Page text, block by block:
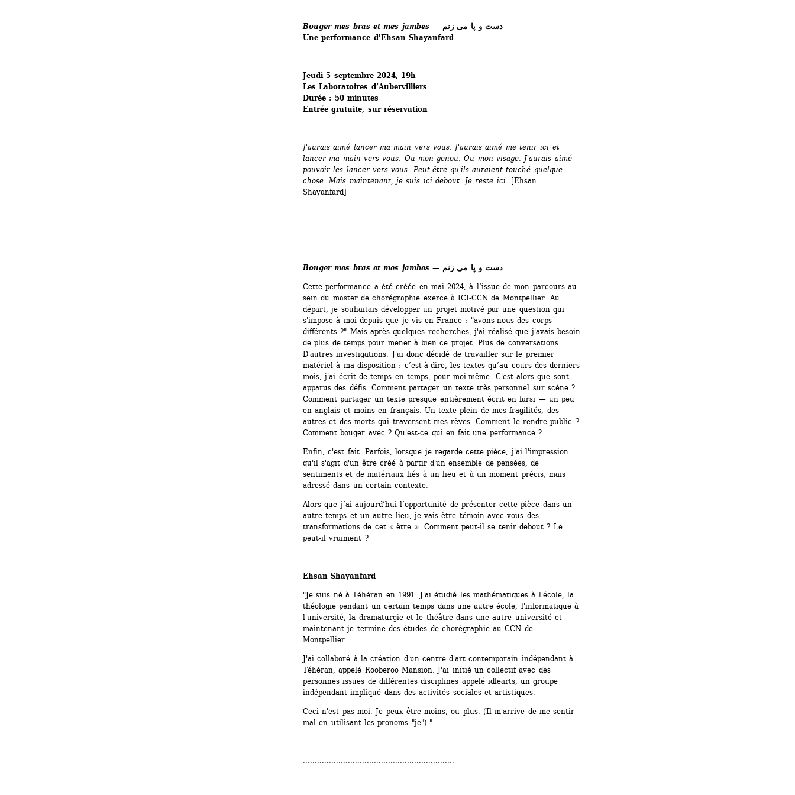
Bouger mes bras et mes jambes — دست و پا می زنم
Une performance d'Ehsan Shayanfard
Jeudi 5 septembre 2024, 19h
Les Laboratoires d’Aubervilliers
Durée : 50 minutes
Entrée gratuite, sur réservation
J'aurais aimé lancer ma main vers vous. J'aurais aimé me tenir ici et
lancer ma main vers vous. Ou mon genou. Ou mon visage. J'aurais aimé
pouvoir les lancer vers vous. Peut-être qu'ils auraient touché quelque
chose. Mais maintenant, je suis ici debout. Je reste ici. [Ehsan
Shayanfard]
................................................................
Bouger mes bras et mes jambes — دست و پا می زنم
Cette performance a été créée en mai 2024, à l’issue de mon parcours au
sein du master de chorégraphie exerce à ICI-CCN de Montpellier. Au
départ, je souhaitais développer un projet motivé par une question qui
s'impose à moi depuis que je vis en France : "avons-nous des corps
différents ?" Mais après quelques recherches, j'ai réalisé que j'avais besoin
de plus de temps pour mener à bien ce projet. Plus de conversations.
D'autres investigations. J'ai donc décidé de travailler sur le premier
matériel à ma disposition : c’est-à-dire, les textes qu’au cours des derniers
mois, j'ai écrit de temps en temps, pour moi-même. C'est alors que sont
apparus des défis. Comment partager un texte très personnel sur scène ?
Comment partager un texte presque entièrement écrit en farsi — un peu
en anglais et moins en français. Un texte plein de mes fragilités, des
autres et des morts qui traversent mes rêves. Comment le rendre public ?
Comment bouger avec ? Qu'est-ce qui en fait une performance ?
Enfin, c'est fait. Parfois, lorsque je regarde cette pièce, j'ai l'impression
qu'il s'agit d'un être créé à partir d'un ensemble de pensées, de
sentiments et de matériaux liés à un lieu et à un moment précis, mais
adressé dans un certain contexte.
Alors que j’ai aujourd’hui l’opportunité de présenter cette pièce dans un
autre temps et un autre lieu, je vais être témoin avec vous des
transformations de cet « être ». Comment peut-il se tenir debout ? Le
peut-il vraiment ?
Ehsan Shayanfard
"Je suis né à Téhéran en 1991. J'ai étudié les mathématiques à l'école, la
théologie pendant un certain temps dans une autre école, l'informatique à
l'université, la dramaturgie et le théâtre dans une autre université et
maintenant je termine des études de chorégraphie au CCN de
Montpellier.
J'ai collaboré à la création d'un centre d'art contemporain indépendant à
Téhéran, appelé Rooberoo Mansion. J'ai initié un collectif avec des
personnes issues de différentes disciplines appelé idlearts, un groupe
indépendant impliqué dans des activités sociales et artistiques.
Ceci n'est pas moi. Je peux être moins, ou plus. (Il m'arrive de me sentir
mal en utilisant les pronoms "je")."
................................................................